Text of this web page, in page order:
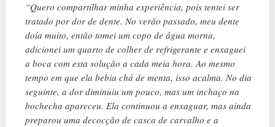
“Quero compartilhar minha experiência, pois tentei ser
tratado por dor de dente. No verão passado, meu dente
doía muito, então tomei um copo de água morna,
adicionei um quarto de colher de refrigerante e enxaguei
a boca com esta solução a cada meia hora. Ao mesmo
tempo em que ela bebia chá de menta, isso acalma. No dia
seguinte, a dor diminuiu um pouco, mas um inchaço na
bochecha apareceu. Ela continuou a enxaguar, mas ainda
preparou uma decocção de casca de carvalho e a